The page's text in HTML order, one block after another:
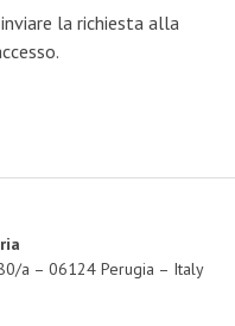
la richiesta alla
a – 06124 Perugia – Italy